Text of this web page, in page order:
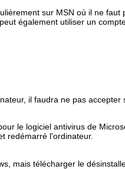
sur MSN où il ne faut
également utiliser un
il faudra ne pas accepter
le logiciel antivirus de
redémarré l'ordinateur.
mais télécharger le